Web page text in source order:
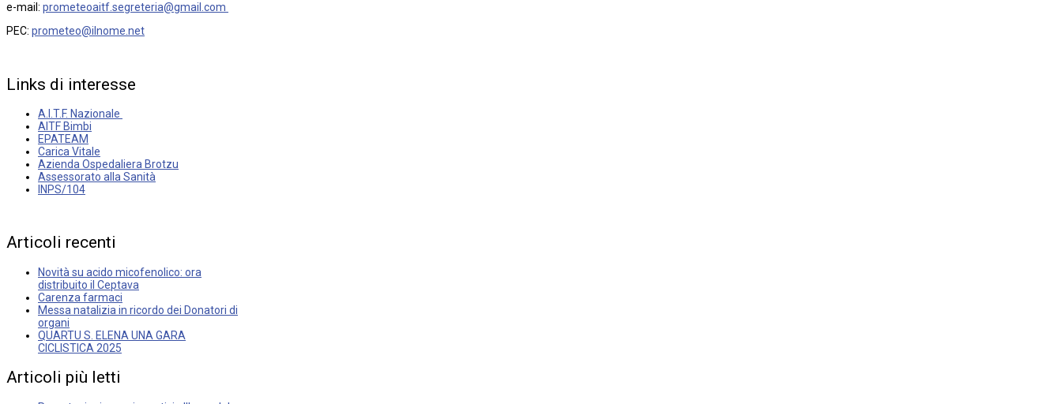
e-mail: prometeoaitf.segreteria@gmail.com
PEC: prometeo@ilnome.net
Links di interesse
A.I.T.F. Nazionale
AITF Bimbi
EPATEAM
Carica Vitale
Azienda Ospedaliera Brotzu
Assessorato alla Sanità
INPS/104
Articoli recenti
Novità su acido micofenolico: ora
distribuito il Ceptava
Carenza farmaci
Messa natalizia in ricordo dei Donatori di
organi
QUARTU S. ELENA UNA GARA
CICLISTICA 2025
Articoli più letti